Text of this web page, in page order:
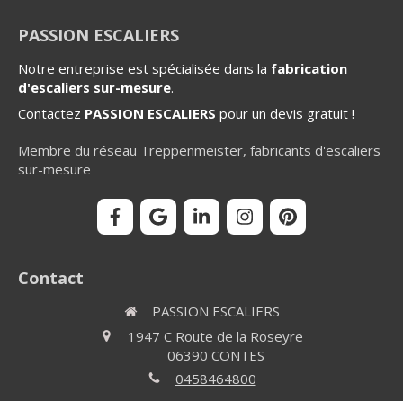
PASSION ESCALIERS
Notre entreprise est spécialisée dans la fabrication
d'escaliers sur-mesure.
Contactez PASSION ESCALIERS pour un devis gratuit !
Membre du réseau Treppenmeister, fabricants d'escaliers
sur-mesure
Contact
PASSION ESCALIERS
1947 C Route de la Roseyre
06390 CONTES
0458464800